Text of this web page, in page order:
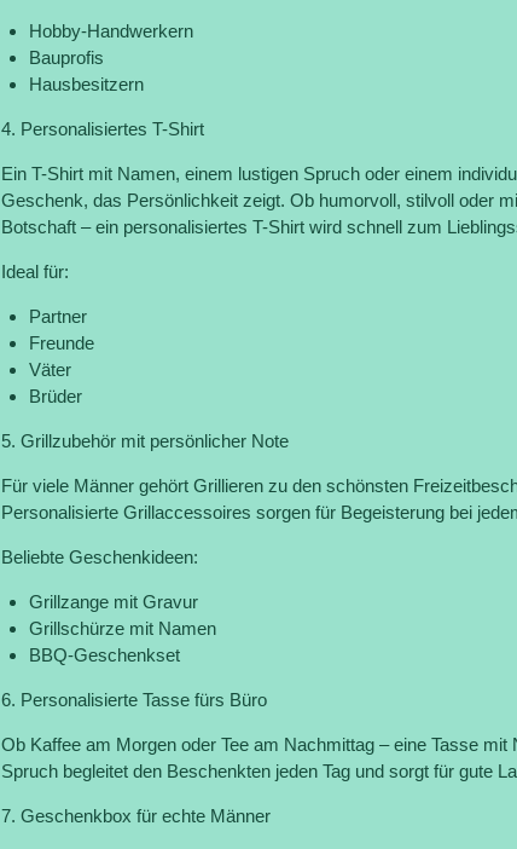
Hobby-Handwerkern
Bauprofis
Hausbesitzern
4. Personalisiertes T-Shirt
Ein T-Shirt mit Namen, einem lustigen Spruch oder einem
Geschenk, das Persönlichkeit zeigt. Ob humorvoll, stilvoll oder
Botschaft – ein personalisiertes T-Shirt wird schnell zum
Ideal für:
Partner
Freunde
Väter
Brüder
5. Grillzubehör mit persönlicher Note
Für viele Männer gehört Grillieren zu den schönsten
Personalisierte Grillaccessoires sorgen für Begeisterung bei
Beliebte Geschenkideen:
Grillzange mit Gravur
Grillschürze mit Namen
BBQ-Geschenkset
6. Personalisierte Tasse fürs Büro
Ob Kaffee am Morgen oder Tee am Nachmittag – eine Tasse mit
Spruch begleitet den Beschenkten jeden Tag und sorgt für gute
7. Geschenkbox für echte Männer